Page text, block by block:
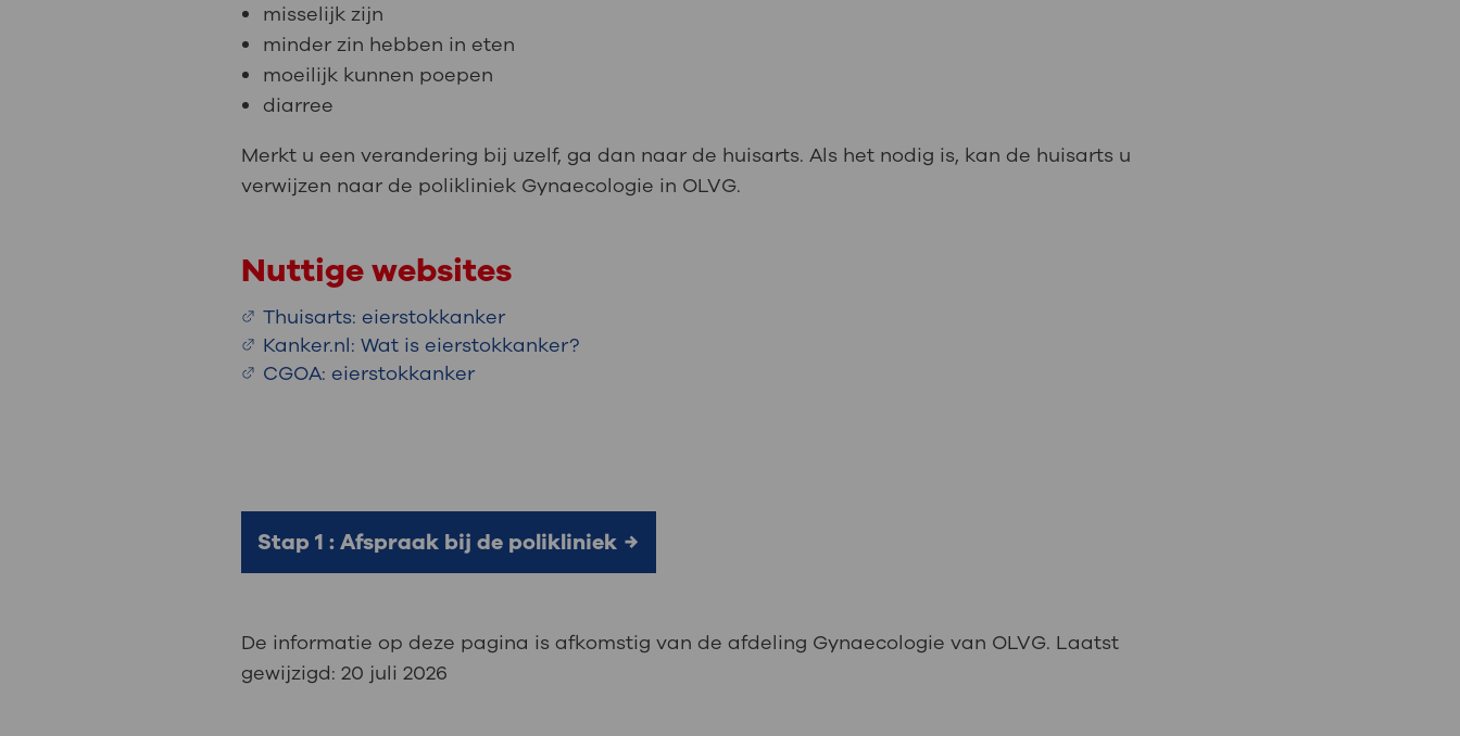
misselijk zijn
minder zin hebben in eten
moeilijk kunnen poepen
diarree
Merkt u een verandering bij uzelf, ga dan naar de huisarts. Als het nodig is, kan de huisarts u
verwijzen naar de polikliniek Gynaecologie in OLVG.
Nuttige websites
Thuisarts: eierstokkanker
Kanker.nl: Wat is eierstokkanker?
CGOA: eierstokkanker
Stap 1 : Afspraak bij de polikliniek
De informatie op deze pagina is afkomstig van de afdeling Gynaecologie van OLVG. Laatst
gewijzigd:20 juli 2026